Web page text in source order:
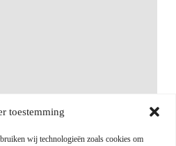
toestemming
wij technologieën zoals cookies om